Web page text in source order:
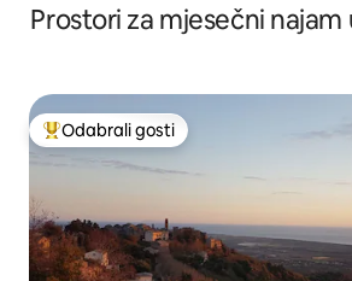
Prostori za mjesečni najam
Među najviše rangiranima s oznakom
Odabrali gosti